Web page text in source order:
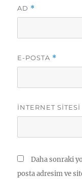
AD *
E-POSTA *
İNTERNET SITESI
Daha sonraki
posta adresim ve